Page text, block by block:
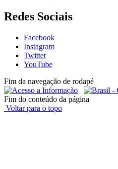
Redes Sociais
Facebook
Instagram
Twitter
YouTube
Fim da navegação de rodapé
Fim do conteúdo da página
Voltar para o topo